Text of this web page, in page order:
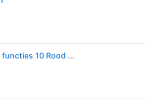
Victorinox Golf Tool 0.7052.T Multitool Aantal functies 10 Rood (transparant)